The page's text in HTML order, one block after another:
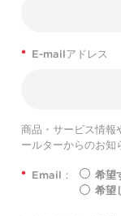
* E-mailアドレス
商品・サービス情報
ールターからのお知
* Email：
希望
希望